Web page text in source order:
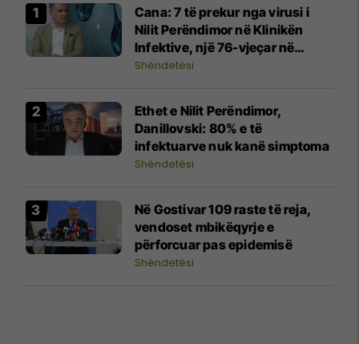
Cana: 7 të prekur nga virusi i
Nilit Perëndimor në Klinikën
Infektive, një 76-vjeçar në
gjendje kritike
Shëndetësi
Ethet e Nilit Perëndimor,
Danillovski: 80% e të
infektuarve nuk kanë simptoma
Shëndetësi
Në Gostivar 109 raste të reja,
vendoset mbikëqyrje e
përforcuar pas epidemisë
Shëndetësi